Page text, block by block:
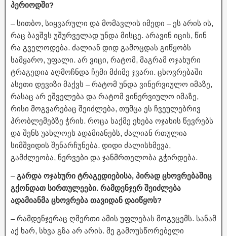
პერიოდში?
– სითბო, სიყვარული და მომავლის იმედი – ეს არის ის,
რაც ბავშვს უშურველად უნდა მისცე. არავინ იცის, წინ
რა გველოდება. ძალიან დიდ გამოცდას გიწყობს
სამყარო, უფალი. არ ვიცი, რატომ, მაგრამ ოჯახური
ტრაგედია აღმოჩნდა ჩემი მძიმე ჯვარი. ცხოვრებაში
ასეთი დევიზი მაქვს – რატომ უნდა ვინერვიულო იმაზე,
რასაც არ ეშველება და რატომ ვინერვიულო იმაზე,
რისი მოგვარებაც შეიძლება, თუმცა ეს ჩვეულებრივ
პრობლემებზე ჭრის. როცა საქმე ეხება ოჯახის წევრებს
და შენს უახლოეს ადამიანებს, ძალიან რთულია
სიმშვიდის შენარჩუნება. დიდი ძალისხმევა,
გამძლეობა, ნერვები და ჯანმრთელობა გჭირდება.
–გარდა ოჯახური ტრაგედიებისა, პირად ცხოვრებაშიც
გქონდათ სირთულეები. რამდენჯერ შეიძლება
ადამიანმა ცხოვრება თავიდან დაიწყოს?
– რამდენჯერაც ღმერთი ამის უფლებას მოგვცემს. სანამ
აქ ხარ, სხვა გზა არ არის. მე გამოუსწორებელი